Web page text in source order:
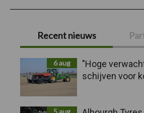
Primaire
Sidebar
Recent nieuws
6 aug
"Hoge
schijven voor
5 aug